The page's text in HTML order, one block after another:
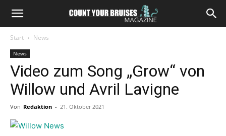
Start News
News
Video zum Song „Grow“ von
Willow und Avril Lavigne
Von Redaktion - 21. Oktober 2021